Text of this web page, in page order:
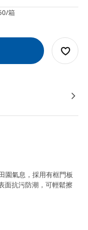
箱
園氣息，採用有框門板
面抗污防潮，可輕鬆擦